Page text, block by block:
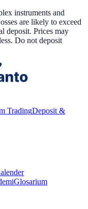
instruments and
are likely to exceed
deposit. Prices may
Do not deposit
TradingDeposit &
Glosarium